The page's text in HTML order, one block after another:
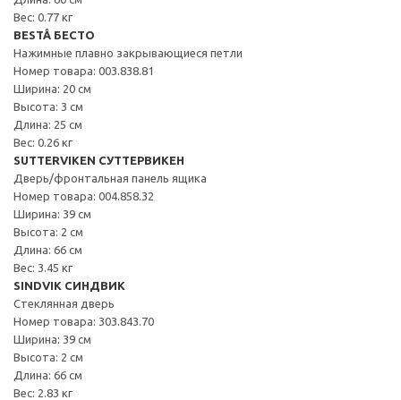
Вес: 0.77 кг
BESTÅ БЕСТО
Нажимные плавно закрывающиеся петли
Номер товара: 003.838.81
Ширина: 20 см
Высота: 3 см
Длина: 25 см
Вес: 0.26 кг
SUTTERVIKEN СУТТЕРВИКЕН
Дверь/фронтальная панель ящика
Номер товара: 004.858.32
Ширина: 39 см
Высота: 2 см
Длина: 66 см
Вес: 3.45 кг
SINDVIK СИНДВИК
Стеклянная дверь
Номер товара: 303.843.70
Ширина: 39 см
Высота: 2 см
Длина: 66 см
Вес: 2.83 кг